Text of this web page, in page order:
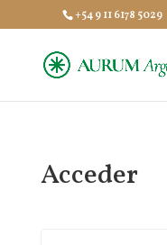
+54 9 11 6178 5029
Acceder